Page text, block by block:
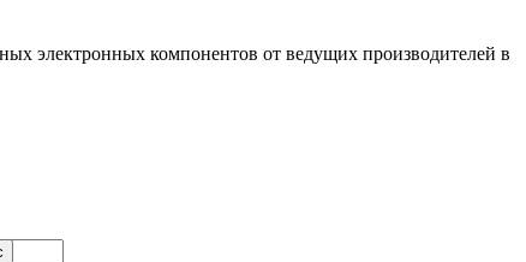
электронных компонентов от ведущих производителей в